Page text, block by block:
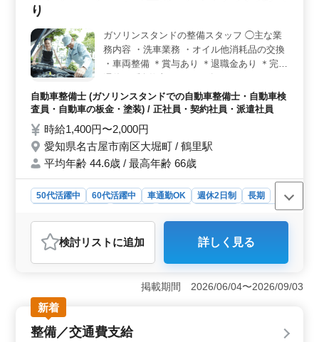
事と私生活の予定を両立しやすい環境です。 ＜ベテ
のシニアが活躍しております。 車通勤が可能なうえ、
賞与などの待遇も整っています。
り
ガソリンスタンドの整備スタッフ ◯主な業
務内容 ・洗車業務 ・オイル他消耗品の交換
・車両整備 ＊賞与あり ＊退職金あり ＊完全
週休2日制 仕事がスムーズにこなせるベテラ
ンさんを募集します。 店舗を共に盛り上げ
ていける方を募集します。
自動車整備士 (ガソリンスタンドでの自動車整備士・自動車検
査員・自動車の板金・塗装) / 正社員・契約社員・派遣社員
時給1,400円〜2,000円
愛知県名古屋市南区大堀町 / 鶴里駅
平均年齢 44.6歳 / 最高年齢 66歳
50代活躍中 60代活躍中 車通勤OK 週休2日制
長期
派遣社員
おすすめポイント
＜完全週休2日制で働きやすい環境＞ 完全週休2日制で
休みを確保しながら勤務でき、仕事とプライベートを両
立しやすい環境です。残業なしのため、無理なく長期的
に続けられる職場です。 ＜整備経験を活かせる業務
内容＞ ガソリンスタンドで洗車業務、オイルなど消耗
品の交換、車両整備を担当します。これまでの整備士経
検討リスト に追加 詳しく見る
掲載期間 2026/06/04〜2026/09/03
新着
整備／交通費支給